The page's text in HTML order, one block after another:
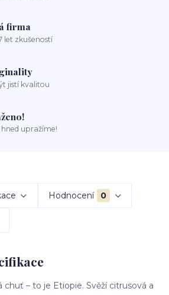
firma
let zkušeností
jistí kvalitou
upražíme!
Hodnocení 0
chuť – to je Etiopie. Svěží citrusová a